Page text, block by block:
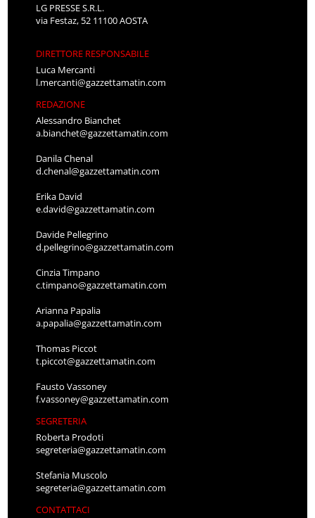
LG PRESSE S.R.L.
via Festaz, 52 11100 AOSTA
DIRETTORE RESPONSABILE
Luca Mercanti
l.mercanti@gazzettamatin.com
REDAZIONE
Alessandro Bianchet
a.bianchet@gazzettamatin.com
Danila Chenal
d.chenal@gazzettamatin.com
Erika David
e.david@gazzettamatin.com
Davide Pellegrino
d.pellegrino@gazzettamatin.com
Cinzia Timpano
c.timpano@gazzettamatin.com
Arianna Papalia
a.papalia@gazzettamatin.com
Thomas Piccot
t.piccot@gazzettamatin.com
Fausto Vassoney
f.vassoney@gazzettamatin.com
SEGRETERIA
Roberta Prodoti
segreteria@gazzettamatin.com
Stefania Muscolo
segreteria@gazzettamatin.com
CONTATTACI